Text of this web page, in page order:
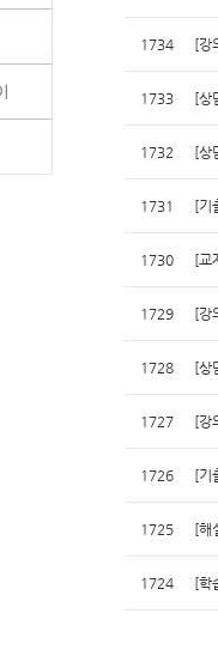
1734 [강
1733 [상
1732 [상
1731 [기
1730 [교
1729 [강
1728 [상
1727 [강
1726 [기
1725 [해
1724 [학